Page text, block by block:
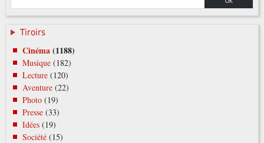
Tiroirs
Cinéma(1188)
Musique (182)
Lecture (120)
Aventure (22)
Photo (19)
Presse (33)
Idées (19)
Société (15)